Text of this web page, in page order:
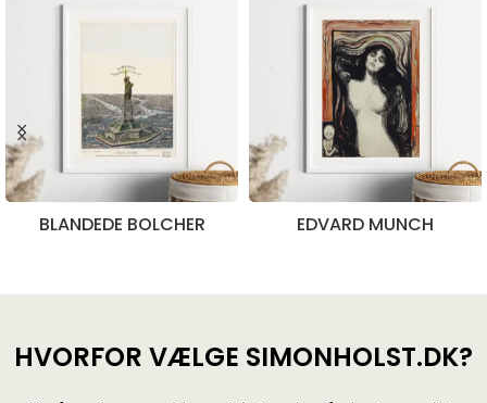
BLANDEDE BOLCHER EDVARD MUNCH
HVORFOR VÆLGE SIMONHOLST.DK?